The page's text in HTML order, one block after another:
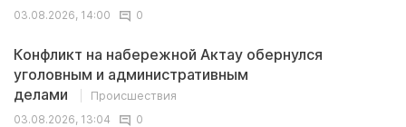
03.08.2026, 14:00
0
Конфликт на набережной Актау обернулся
уголовным и административным
делами
Происшествия
03.08.2026, 13:04
0